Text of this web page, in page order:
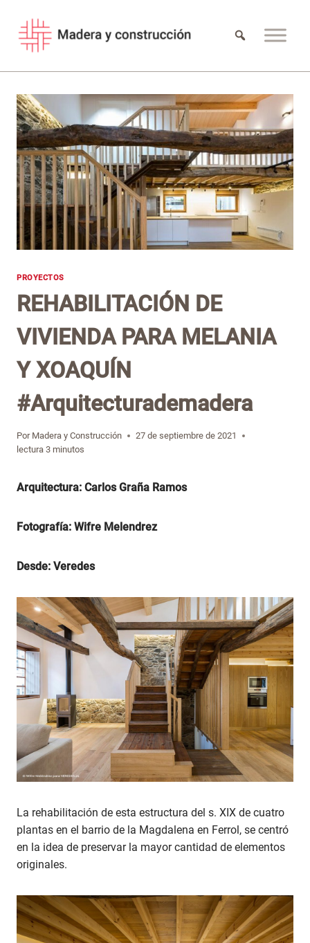
contenido
PROYECTOS
REHABILITACIÓN DE
VIVIENDA PARA MELANIA
Y XOAQUÍN
#Arquitecturademadera
Por Madera y Construcción
27 de septiembre de 2021
lectura 3 minutos
Arquitectura: Carlos Graña Ramos
Fotografía: Wifre Melendrez
Desde: Veredes
La rehabilitación de esta estructura del s. XIX de cuatro
plantas en el barrio de la Magdalena en Ferrol, se centró
en la idea de preservar la mayor cantidad de elementos
originales.